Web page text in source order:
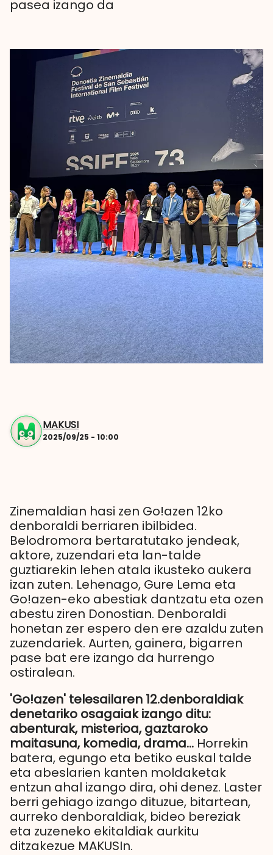
pasea izango da
MAKUSI
2025/09/25 - 10:00
Zinemaldian hasi zen Go!azen 12ko
denboraldi berriaren ibilbidea.
Belodromora bertaratutako jendeak,
aktore, zuzendari eta lan-talde
guztiarekin lehen atala ikusteko aukera
izan zuten. Lehenago, Gure Lema eta
Go!azen-eko abestiak dantzatu eta ozen
abestu ziren Donostian. Denboraldi
honetan zer espero den ere azaldu zuten
zuzendariek. Aurten, gainera, bigarren
pase bat ere izango da hurrengo
ostiralean.
'Go!azen' telesailaren 12.denboraldiak
denetariko osagaiak izango ditu:
abenturak, misterioa, gaztaroko
maitasuna, komedia, drama… Horrekin
batera, egungo eta betiko euskal talde
eta abeslarien kanten moldaketak
entzun ahal izango dira, ohi denez. Laster
berri gehiago izango dituzue, bitartean,
aurreko denboraldiak, bideo bereziak
eta zuzeneko ekitaldiak aurkitu
ditzakezue MAKUSIn.